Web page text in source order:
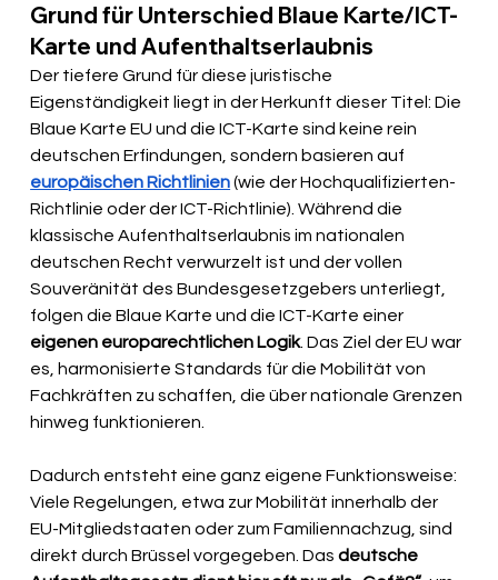
Grund für Unterschied Blaue Karte/ICT-
Karte und Aufenthaltserlaubnis
Der tiefere Grund für diese juristische
Eigenständigkeit liegt in der Herkunft dieser Titel: Die
Blaue Karte EU und die ICT-Karte sind keine rein
deutschen Erfindungen, sondern basieren auf
europäischen Richtlinien (wie der Hochqualifizierten-
Richtlinie oder der ICT-Richtlinie). Während die
klassische Aufenthaltserlaubnis im nationalen
deutschen Recht verwurzelt ist und der vollen
Souveränität des Bundesgesetzgebers unterliegt,
folgen die Blaue Karte und die ICT-Karte einer
eigenen europarechtlichen Logik. Das Ziel der EU war
es, harmonisierte Standards für die Mobilität von
Fachkräften zu schaffen, die über nationale Grenzen
hinweg funktionieren.
Dadurch entsteht eine ganz eigene Funktionsweise:
Viele Regelungen, etwa zur Mobilität innerhalb der
EU-Mitgliedstaaten oder zum Familiennachzug, sind
direkt durch Brüssel vorgegeben. Das deutsche